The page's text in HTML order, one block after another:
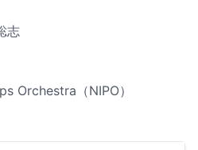
志
Orchestra（NIPO）